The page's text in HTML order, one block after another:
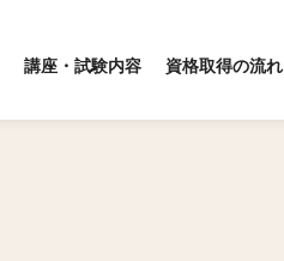
講座・試験内容 資格取得の流れ